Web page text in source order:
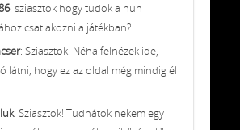
: sziasztok hogy tudok a hun
csatlakozni a játékban?
: Sziasztok! Néha felnézek ide,
látni, hogy ez az oldal még mindig él
: Sziasztok! Tudnátok nekem egy